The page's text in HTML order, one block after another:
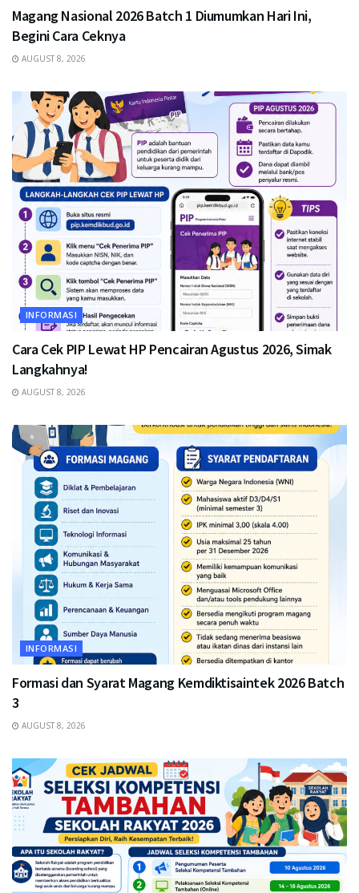
Magang Nasional 2026 Batch 1 Diumumkan Hari Ini,
Begini Cara Ceknya
AUGUST 8, 2026
INFORMASI
Cara Cek PIP Lewat HP Pencairan Agustus 2026, Simak
Langkahnya!
AUGUST 8, 2026
INFORMASI
Formasi dan Syarat Magang Kemdiktisaintek 2026 Batch
3
AUGUST 8, 2026